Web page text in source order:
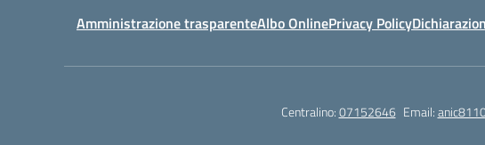
Amministrazione trasparenteAlbo OnlinePrivacy Policy
Centralino:07152646 Email: